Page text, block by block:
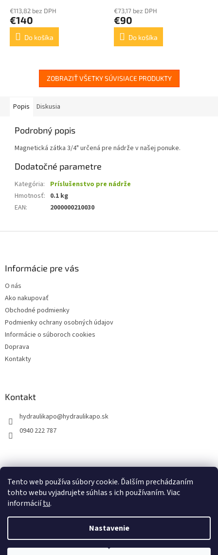
Tento web používa súbory cookie. Ďalším prechádzaním
tohto webu vyjadrujete súhlas s ich používaním. Viac
informáciítu.
Nastavenie
€113,82 bez DPH
€140
Do košíka
€73,17 bez DPH
€90
Do košíka
ZOBRAZIŤ VŠETKY SÚVISIACE PRODUKTY
Popis Diskusia
Podrobný popis
Magnetická zátka 3/4" určená pre nádrže v našej ponuke.
Dodatočné parametre
Kategória:
Príslušenstvo pre nádrže
Hmotnosť: 0.1 kg
EAN: 2000000210030
Informácie pre vás
O nás
Ako nakupovať
Obchodné podmienky
Podmienky ochrany osobných údajov
Informácie o súboroch cookies
Doprava
Kontakty
Kontakt
hydraulikapo@hydraulikapo.sk
0940 222 787
Vytvoril Shoptet